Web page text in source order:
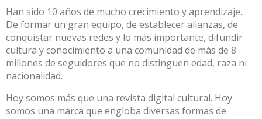
Han sido 10 años de mucho crecimiento y aprendizaje.
De formar un gran equipo, de establecer alianzas, de
conquistar nuevas redes y lo más importante, difundir
cultura y conocimiento a una comunidad de más de 8
millones de seguidores que no distinguen edad, raza ni
nacionalidad.
Hoy somos más que una revista digital cultural. Hoy
somos una marca que engloba diversas formas de